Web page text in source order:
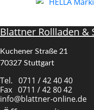
Blattner Rollladen &
Kuchener Straße 21
70327 Stuttgart
Tel. 0711 / 42 40 40
Fax 0711 / 42 80 42
info@blattner-online.de